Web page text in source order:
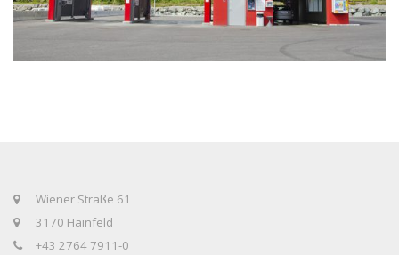
Wiener Straße 61
3170 Hainfeld
+43 2764 7911-0